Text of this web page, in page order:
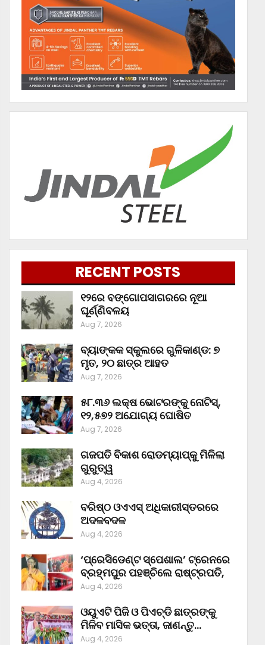
RECENT POSTS
୧୨ରେ ବଙ୍ଗୋପସାଗରରେ ନୂଆ
ଘୂର୍ଣ୍ଣିବଳୟ
Aug 7, 2026
ବ୍ୟାଙ୍କକ ସ୍କୁଲରେ ଗୁଳିକାଣ୍ଡ: ୭
ମୃତ, ୨୦ ଛାତ୍ର ଆହତ
Aug 7, 2026
୫୮.୩୬ ଲକ୍ଷ ଭୋଟରଙ୍କୁ ନୋଟିସ୍‌,
୧୨,୫୭୨ ଅଯୋଗ୍ୟ ଘୋଷିତ
Aug 7, 2026
ଗଜପତି ବିକାଶ ରୋଡମ୍ୟାପ୍‌କୁ ମିଳିଲା
ଗୁରୁତ୍ୱ
Aug 4, 2026
ବରିଷ୍ଠ ଓଏଏସ୍‌ ଅଧିକାରୀସ୍ତରରେ
ଅଦଳବଦଳ
Aug 4, 2026
‘ପ୍ରେସିଡେଣ୍ଟ ସ୍ପେଶାଲ’ ଟ୍ରେନରେ
ବ୍ରହ୍ମପୁର ପହଞ୍ଚିଲେ ରାଷ୍ଟ୍ରପତି,
Aug 4, 2026
ଓୟୁଏଟି ପିଜି ଓ ପିଏଚ୍‌ଡି ଛାତ୍ରଙ୍କୁ
ମିଳିବ ମାସିକ ଭତ୍ତା, ଜାଣନ୍ତୁ…
Aug 4, 2026